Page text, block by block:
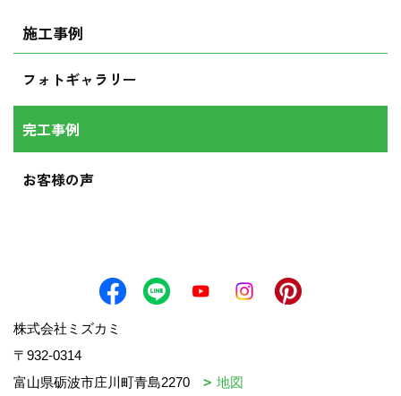
施工事例
フォトギャラリー
完工事例
お客様の声
株式会社ミズカミ
〒932-0314
富山県砺波市庄川町青島2270
地図